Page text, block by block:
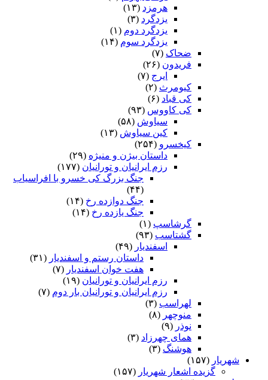
هرمزد (۱۳)
یزدگرد (۳)
یزدگرد دوم (۱)
یزدگرد سوم (۱۴)
ضحاک (۷)
فریدون (۲۶)
ایرج (۷)
کیومرث (۲)
کی قباد (۶)
کی کاووس (۹۳)
سیاوش (۵۸)
کین سیاوش (۱۳)
کیخسرو (۲۵۴)
داستان بیژن و منیژه (۲۹)
رزم ایرانیان و تورانیان (۱۷۷)
جنگ بزرگ کی خسرو با افراسیاب
(۴۴)
جنگ دوازده رخ (۱۴)
جنگ یازده رخ (۱۴)
گرشاسپ (۱)
گشتاسب (۹۳)
اسفندیار (۴۹)
داستان رستم و اسفندیار (۳۱)
هفت خوان اسفندیار (۷)
رزم ایرانیان و تورانیان (۱۹)
رزم ایرانیان و تورانیان بار دوم (۷)
لهراسب (۳)
منوچهر (۸)
نوذر (۹)
هماى چهرزاد (۳)
هوشنگ (۳)
شهریار (۱۵۷)
گزیده اشعار شهریار (۱۵۷)